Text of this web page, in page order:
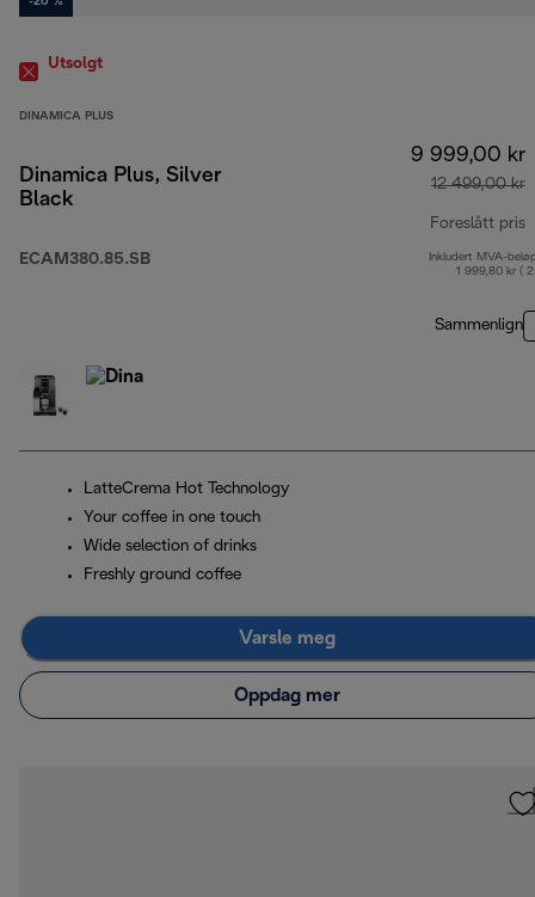
-20 %
Utsolgt
DINAMICA PLUS
Dinamica Plus, Silver
Black
ECAM380.85.SB
9 999,00 kr
12 499,00 kr
Foreslått pris
Inkludert MVA-
1 999,80 kr (
Sammenlign
LatteCrema Hot Technology
Your coffee in one touch
Wide selection of drinks
Freshly ground coffee
Varsle meg
Oppdag mer